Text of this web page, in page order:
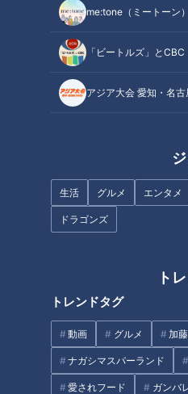
me:tone（ミートーン）
「ビートルズ」とCBC
アジア大会 愛知・名古
生活 グルメ エンタメ
ドラゴンズ
ト
トレンドタグ
動画 グルメ 加
ナガシマスパーランド
愛されフード ガンバ
この記事を見たあなたへ
在地”を東京ドーム観戦で目撃し
掃除が簡単に！？ 人気インスタ
グラマーに聞く「浮かせる収納